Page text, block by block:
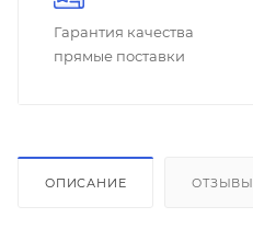
Гарантия качества
прямые поставки
ОПИСАНИЕ ОТЗЫВЫ